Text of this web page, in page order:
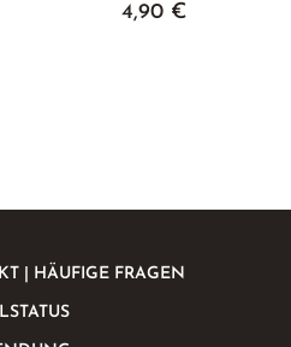
4,90 €
| HÄUFIGE FRAGEN